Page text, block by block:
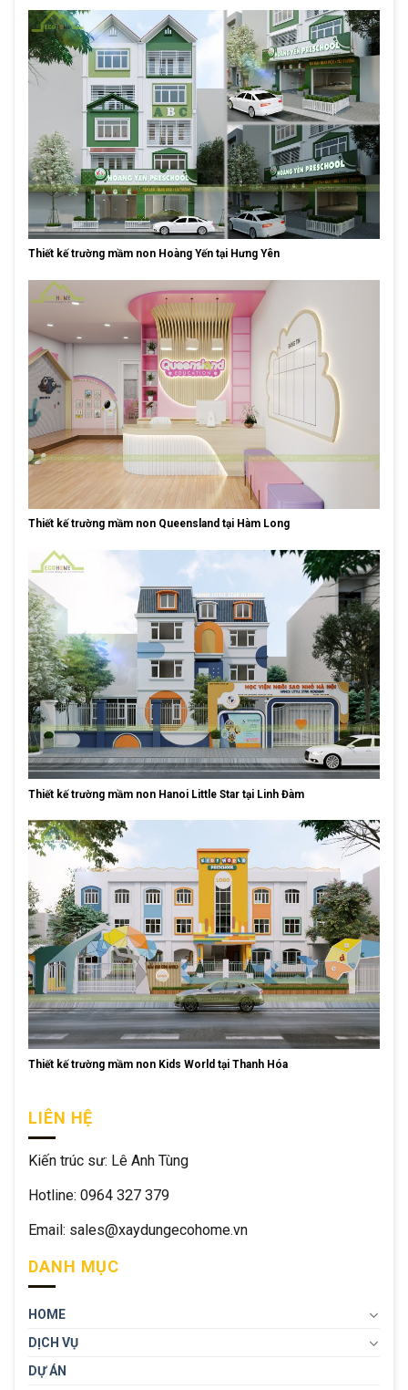
Thiết kế trường mầm non Hoàng Yến tại Hưng Yên
Thiết kế trường mầm non Queensland tại Hàm Long
Thiết kế trường mầm non Hanoi Little Star tại Linh Đàm
Thiết kế trường mầm non Kids World tại Thanh Hóa
LIÊN HỆ
Kiến trúc sư: Lê Anh Tùng
Hotline: 0964 327 379
Email: sales@xaydungecohome.vn
DANH MỤC
HOME
DỊCH VỤ
DỰ ÁN